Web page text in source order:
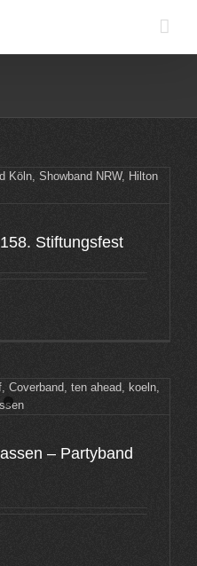
Stiftungsfest
– Partyband